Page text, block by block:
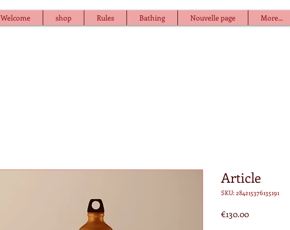
Welcome shop Rules Bathing Nouvelle page More...
Article
SKU: 284215376135191
€130.00Price